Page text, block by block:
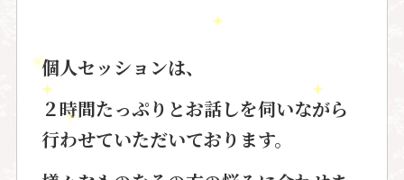
個人セッションは、
２時間たっぷりとお話しを伺いながら
行わせていただいております。